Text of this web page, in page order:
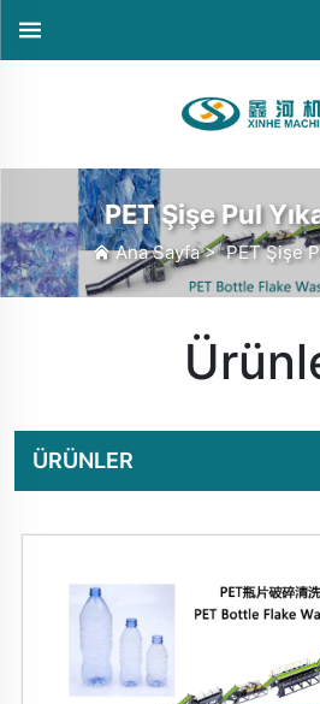
PET Şişe Pul
Ana Sayfa>PET Şişe
ÜRÜNLER